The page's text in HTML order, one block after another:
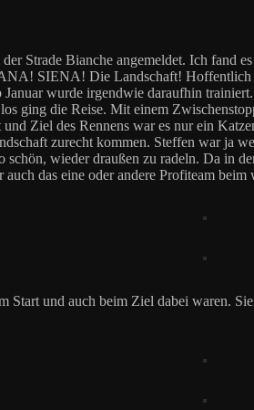
Strade Bianche angemeldet. Ich fand
SIENA! Die Landschaft!
wurde irgendwie daraufhin
ging die Reise. Mit einem
Ziel des Rennens war es nur ein
zurecht kommen. Steffen war ja
wieder draußen zu radeln. Da in
das eine oder andere Profiteam beim
und auch beim Ziel dabei waren.